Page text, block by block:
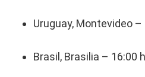
Uruguay, Montevideo
Brasil, Brasilia – 16:00